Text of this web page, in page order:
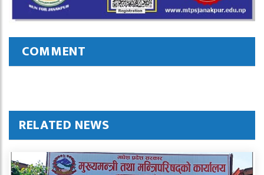
COMMENT
RELATED NEWS